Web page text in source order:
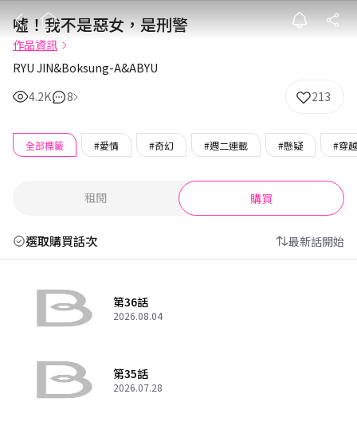
噓！我不是惡
噓！我不是惡女，是刑警
作品資訊
RYU JIN&Boksung-A&ABYU
4.2K
8 213
全部標籤 #愛情 #奇幻 #週二連載 #懸疑 #穿越
租閱 購買
選取購買話次 最新話開始
第36話
2026.08.04
第35話
2026.07.28